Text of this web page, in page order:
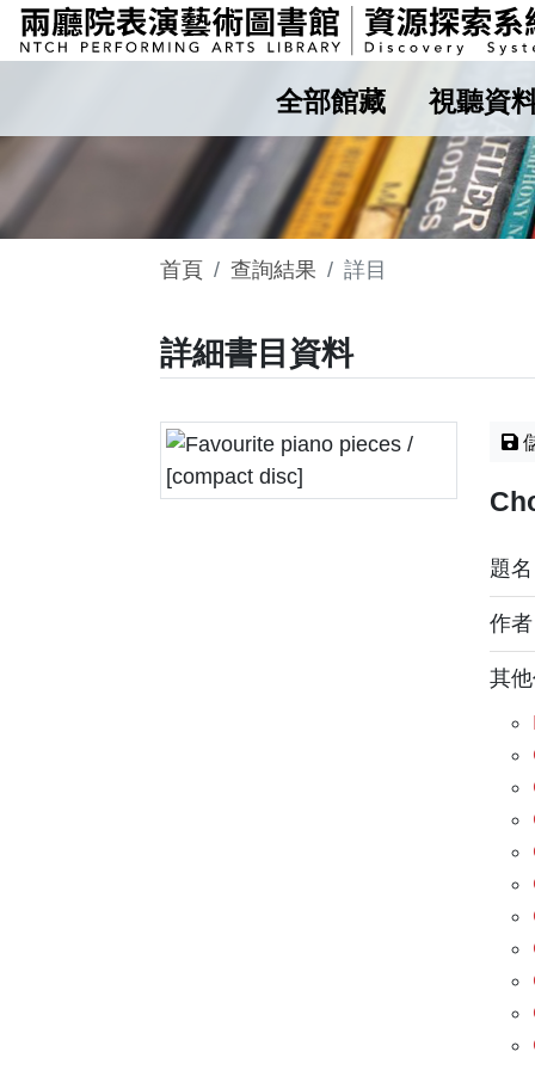
全部館藏 視聽資
首頁 查詢結果 詳目
詳細書目資料
題
作
其